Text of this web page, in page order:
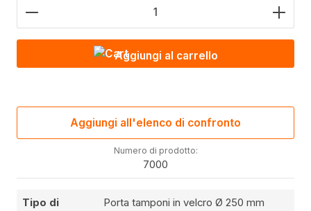
Quantità del prodotto: inserire il valore
Aggiungi al carrello
Aggiungi all'elenco di confronto
Numero di prodotto:
7000
Tipo di
Porta tamponi in velcro Ø 250 mm